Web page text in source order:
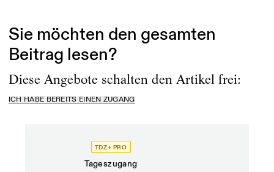
Sie möchten den gesamten
Beitrag lesen?
Diese Angebote schalten den Artikel frei:
ICH HABE BEREITS EINEN ZUGANG
TDZ+ PRO
Tageszugang